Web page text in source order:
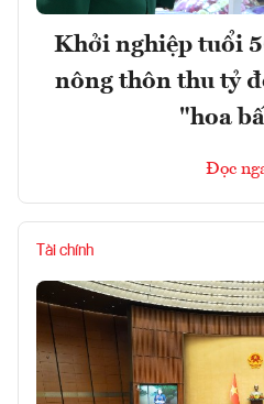
Khởi nghiệp tuổi
nông thôn thu tỷ
"hoa
Đọc
Tài chính